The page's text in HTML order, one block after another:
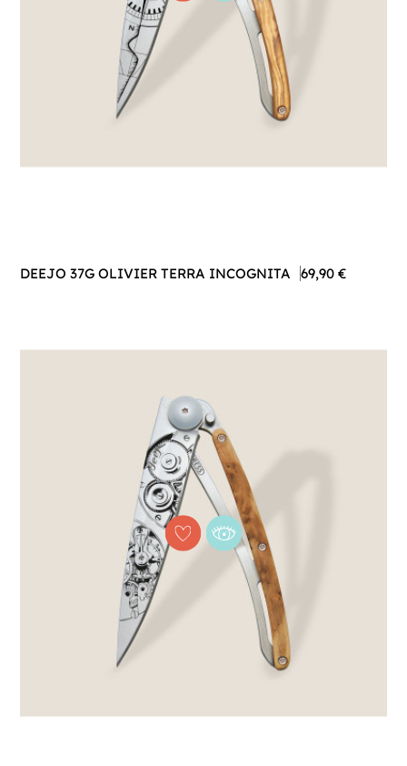
DEEJO 37G OLIVIER TERRA INCOGNITA 69,90 €